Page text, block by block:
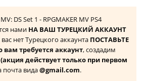
DS Set 1 - RPGMAKER MV PS4
нами НА ВАШ ТУРЕЦКИЙ АККАУНТ
вас нет Турецкого аккаунта ПОСТАВЬТЕ
требуется аккаунт, создадим
(акция действует только при первом
почта вида@gmail.com.